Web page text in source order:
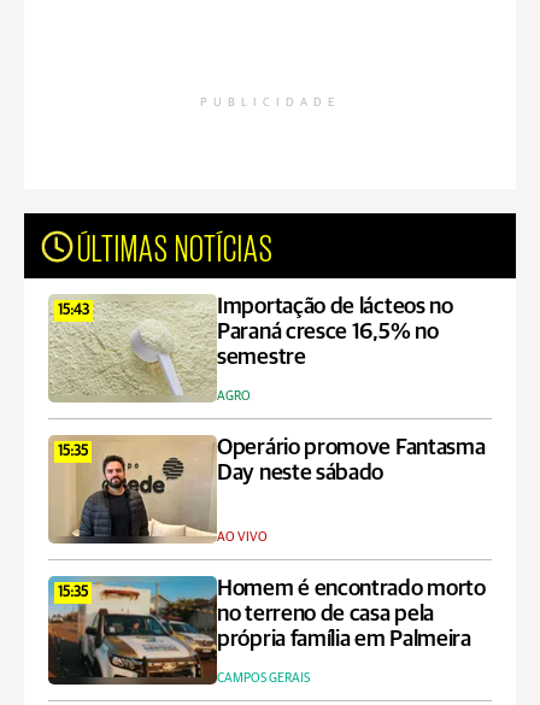
PUBLICIDADE
ÚLTIMAS NOTÍCIAS
15:43
Importação de lácteos no
Paraná cresce 16,5% no
semestre
AGRO
15:35
Operário promove Fantasma
Day neste sábado
AO VIVO
15:35
Homem é encontrado morto
no terreno de casa pela
própria família em Palmeira
CAMPOS GERAIS